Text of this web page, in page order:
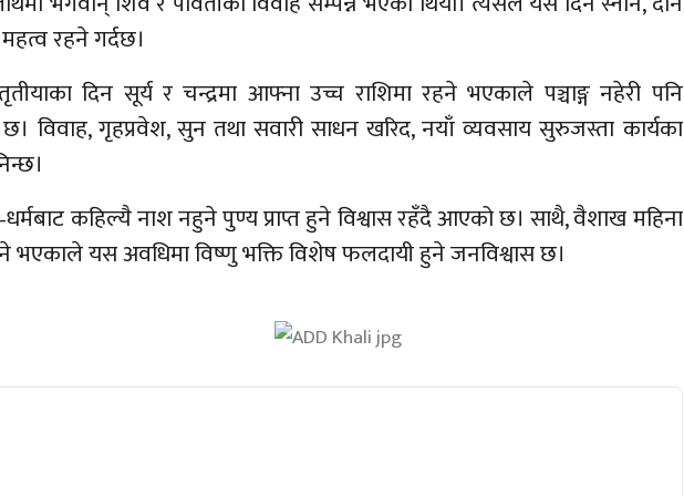
रहने गर्दछ।
दिन सूर्य र चन्द्रमा आफ्ना उच्च राशिमा रहने भएकाले पञ्चाङ्ग नहेरी पनि
विवाह, गृहप्रवेश, सुन तथा सवारी साधन खरिद, नयाँ व्यवसाय सुरुजस्ता कार्यका
कहिल्यै नाश नहुने पुण्य प्राप्त हुने विश्वास रहँदै आएको छ। साथै, वैशाख महिना
भएकाले यस अवधिमा विष्णु भक्ति विशेष फलदायी हुने जनविश्वास छ।